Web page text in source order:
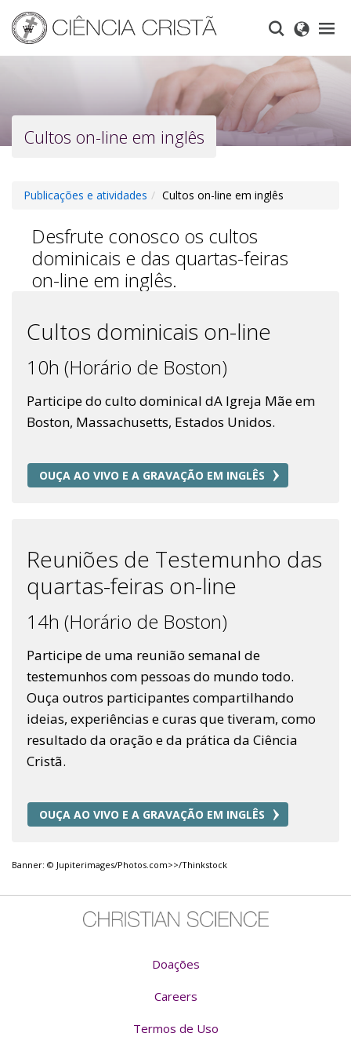
main
content
Cultos on-line em inglês
Publicações e atividades Cultos on-line em inglês
Desfrute conosco os cultos
dominicais e das quartas-feiras
on-line em inglês.
Cultos dominicais on-line
10h (Horário de Boston)
Participe do culto dominical dA Igreja Mãe em
Boston, Massachusetts, Estados Unidos.
OUÇA AO VIVO E A GRAVAÇÃO EM INGLÊS
Reuniões de Testemunho das
quartas-feiras on-line
14h (Horário de Boston)
Participe de uma reunião semanal de
testemunhos com pessoas do mundo todo.
Ouça outros participantes compartilhando
ideias, experiências e curas que tiveram, como
resultado da oração e da prática da Ciência
Cristã.
OUÇA AO VIVO E A GRAVAÇÃO EM INGLÊS
Banner: © Jupiterimages/Photos.com>>/Thinkstock
Doações
Careers
Termos de Uso